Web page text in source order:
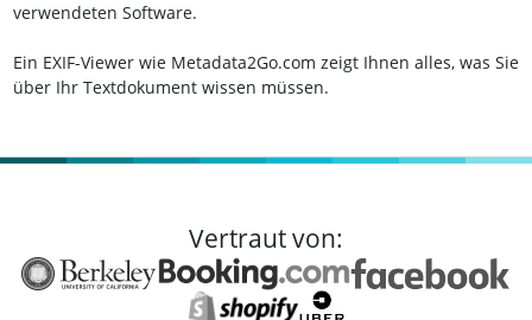
verwendeten Software.
Ein EXIF-Viewer wie Metadata2Go.com zeigt Ihnen alles, was Sie
über Ihr Textdokument wissen müssen.
Vertraut von: